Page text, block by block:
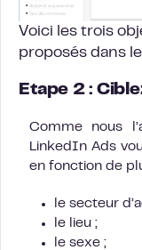
Voici les trois
proposés dans
Etape 2 :
Comme nous
LinkedIn Ads
en fonction de
le secteur
le lieu ;
le sexe ;